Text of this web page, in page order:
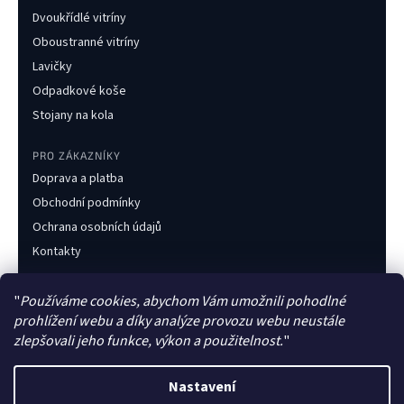
"Používáme cookies, abychom Vám umožnili pohodlné
prohlížení webu a díky analýze provozu webu neustále
zlepšovali jeho funkce, výkon a použitelnost."
Nastavení
Dvoukřídlé vitríny
Oboustranné vitríny
Lavičky
Odpadkové koše
Stojany na kola
PRO ZÁKAZNÍKY
Doprava a platba
Obchodní podmínky
Ochrana osobních údajů
Kontakty
+420 733 216 437
obchod@obecnimobiliar.cz
Po–Pá 8:00–16:00